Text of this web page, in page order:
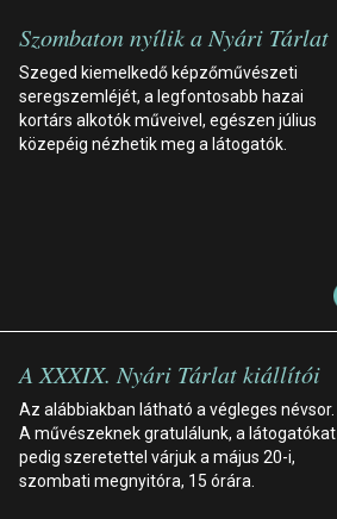
Szombaton nyílik a Nyári Tárlat
Szeged kiemelkedő képzőművészeti
seregszemléjét, a legfontosabb hazai
kortárs alkotók műveivel, egészen július
közepéig nézhetik meg a látogatók.
A XXXIX. Nyári Tárlat kiállítói
Az alábbiakban látható a végleges névsor.
A művészeknek gratulálunk, a látogatókat
pedig szeretettel várjuk a május 20-i,
szombati megnyitóra, 15 órára.